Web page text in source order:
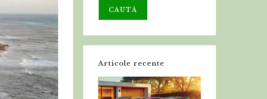
CAUTĂ
Articole recente